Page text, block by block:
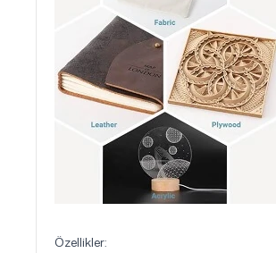
Özellikler: